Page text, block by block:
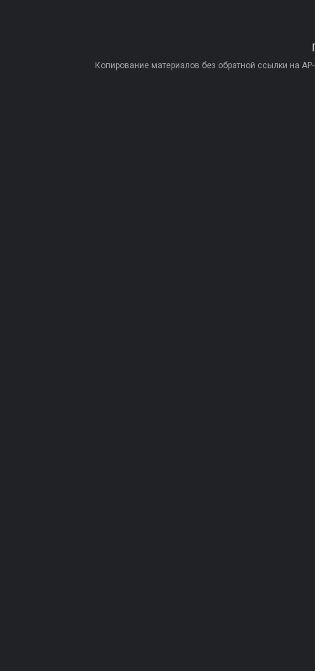
Копирование материалов без обратной ссылки на